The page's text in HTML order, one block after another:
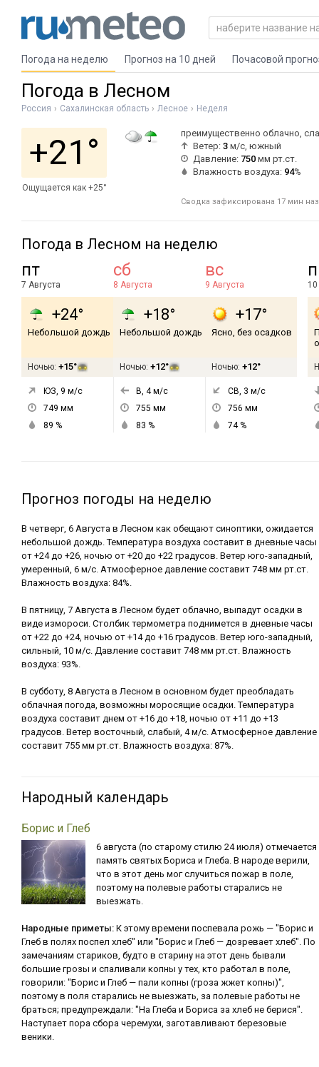
Погода на неделю Прогноз на 10 дней Почасовой
Погода в Лесном
Россия Сахалинская область Лесное Неделя
+21°
Ощущается как +25°
преимущественно облачно,
Ветер: 3 м/с, южный
Давление: 750 мм рт.ст.
Влажность воздуха: 94%
Сводка зафиксирована 17 мин
Погода в Лесном на неделю
пт
7 Августа
+24°
Небольшой дождь
Ночью: +15°
ЮЗ, 9 м/с
749 мм
89 %
сб
8 Августа
+18°
Небольшой дождь
Ночью: +12°
В, 4м/с
755 мм
83 %
вс
9 Августа
+17°
Ясно, без осадков
Ночью: +12°
СВ, 3 м/с
756 мм
74%
10
Прогноз погоды на неделю
В четверг, 6 Августа в Лесном как обещают синоптики, ожидается
небольшой дождь. Температура воздуха составит в дневные часы
от +24 до +26, ночью от +20 до +22 градусов. Ветер юго-западный,
умеренный, 6 м/с. Атмосферное давление составит 748 мм рт.ст.
Влажность воздуха: 84%.
В пятницу, 7 Августа в Лесном будет облачно, выпадут осадки в
виде измороси. Столбик термометра поднимется в дневные часы
от +22 до +24, ночью от +14 до +16 градусов. Ветер юго-западный,
сильный, 10 м/с. Давление составит 748 мм рт.ст. Влажность
воздуха: 93%.
В субботу, 8 Августа в Лесном в основном будет преобладать
облачная погода, возможны моросящие осадки. Температура
воздуха составит днем от +16 до +18, ночью от +11 до +13
градусов. Ветер восточный, слабый, 4 м/с. Атмосферное давление
составит 755 мм рт.ст. Влажность воздуха: 87%.
Народный календарь
Борис и Глеб
6 августа (по старому стилю 24 июля) отмечается
память святых Бориса и Глеба. В народе верили,
что в этот день мог случиться пожар в поле,
поэтому на полевые работы старались не
выезжать.
Народные приметы: К этому времени поспевала рожь — "Борис и
Глеб в полях поспел хлеб" или "Борис и Глеб — дозревает хлеб". По
замечаниям стариков, будто в старину на этот день бывали
большие грозы и спаливали копны у тех, кто работал в поле,
говорили: "Борис и Глеб — пали копны (гроза жжет копны)",
поэтому в поля старались не выезжать, за полевые работы не
браться; предупреждали: "На Глеба и Бориса за хлеб не берися".
Наступает пора сбора черемухи, заготавливают березовые
веники.